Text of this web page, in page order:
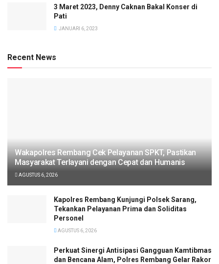
3 Maret 2023, Denny Caknan Bakal Konser di
Pati
JANUARI 6, 2023
Recent News
Wakapolres Rembang Cek Pelayanan SPKT, Pastikan
Masyarakat Terlayani dengan Cepat dan Humanis
AGUSTUS 6, 2026
Kapolres Rembang Kunjungi Polsek Sarang,
Tekankan Pelayanan Prima dan Soliditas
Personel
AGUSTUS 6, 2026
Perkuat Sinergi Antisipasi Gangguan Kamtibmas
dan Bencana Alam, Polres Rembang Gelar Rakor